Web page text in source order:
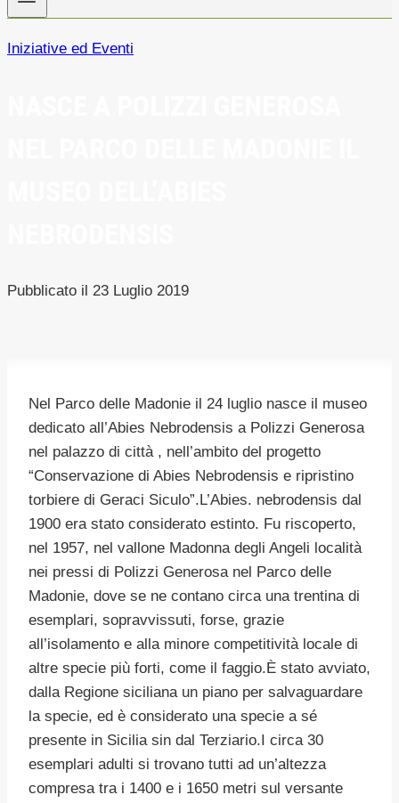
Iniziative ed Eventi
Pubblicato il 23 Luglio 2019
Nel Parco delle Madonie il 24 luglio nasce il museo
dedicato all’Abies Nebrodensis a Polizzi Generosa
nel palazzo di città , nell’ambito del progetto
“Conservazione di Abies Nebrodensis e ripristino
torbiere di Geraci Siculo”.L’Abies. nebrodensis dal
1900 era stato considerato estinto. Fu riscoperto,
nel 1957, nel vallone Madonna degli Angeli località
nei pressi di Polizzi Generosa nel Parco delle
Madonie, dove se ne contano circa una trentina di
esemplari, sopravvissuti, forse, grazie
all’isolamento e alla minore competitività locale di
altre specie più forti, come il faggio.È stato avviato,
dalla Regione siciliana un piano per salvaguardare
la specie, ed è considerato una specie a sé
presente in Sicilia sin dal Terziario.I circa 30
esemplari adulti si trovano tutti ad un’altezza
compresa tra i 1400 e i 1650 metri sul versante